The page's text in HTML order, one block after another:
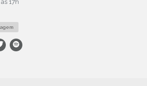
17h